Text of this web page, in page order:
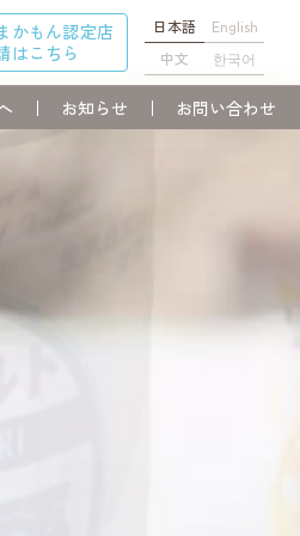
かもん認定店
はこちら
日本語
English
中文
한국어
お知らせ お問い合わせ